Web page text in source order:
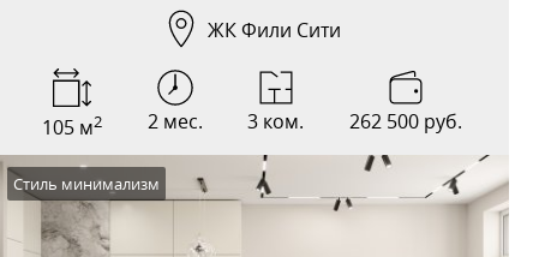
ЖК Фили Сити
105 м2 2 мес. 3 ком. 262 500 руб.
Стиль минимализм